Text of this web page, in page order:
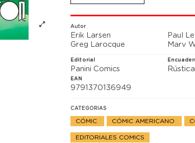
como pocas han hecho.
#600 USA, con el famoso beso
Autor
Erik Larsen Paul
Greg Larocque
Marv
Editorial
Panini Comics
EAN
9791370136949
CATEGORIAS
CÓMIC CÓMIC AMERICANO
EDITORIALES COMICS